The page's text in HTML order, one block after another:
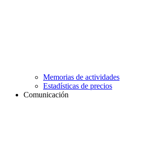
Memorias de actividades
Estadísticas de precios
Comunicación